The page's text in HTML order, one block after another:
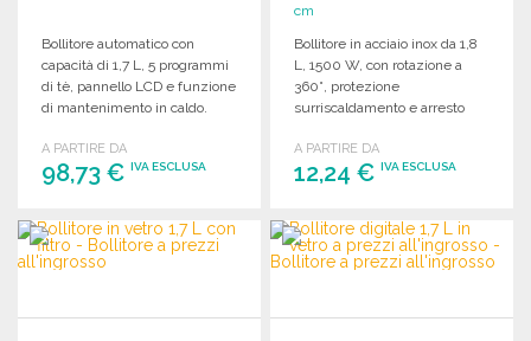
Bollitore automatico con
capacità di 1,7 L, 5 programmi
di tè, pannello LCD e funzione
di mantenimento in caldo.
A PARTIRE DA
98,73 € IVA ESCLUSA
ORDINARE
Richiedi un preventivo
cm
Bollitore in acciaio inox da 1,8
L, 1500 W, con rotazione a
360°, protezione
surriscaldamento e arresto
A PARTIRE DA
12,24 €IVA ESCLUSA
ORDINARE
Richiedi un preventivo